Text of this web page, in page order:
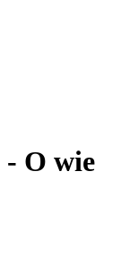
O wie